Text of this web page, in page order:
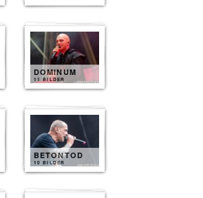
DOMINUM
11 BILDER
BETONTOD
10 BILDER